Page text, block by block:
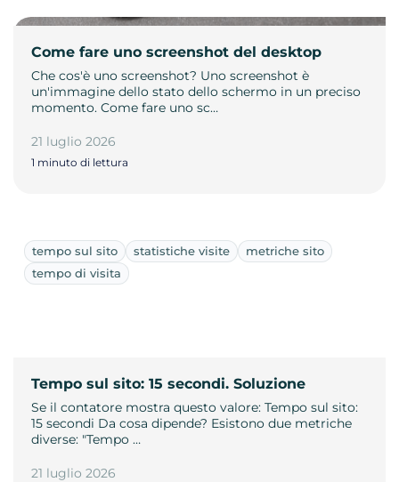
Come fare uno screenshot del desktop
Che cos'è uno screenshot? Uno screenshot è
un'immagine dello stato dello schermo in un preciso
momento. Come fare uno sc…
21 luglio 2026
1 minuto di lettura
tempo sul sito statistiche visite
metriche sito
tempo di visita
Tempo sul sito: 15 secondi. Soluzione
Se il contatore mostra questo valore: Tempo sul sito:
15 secondi Da cosa dipende? Esistono due metriche
diverse: "Tempo …
21 luglio 2026